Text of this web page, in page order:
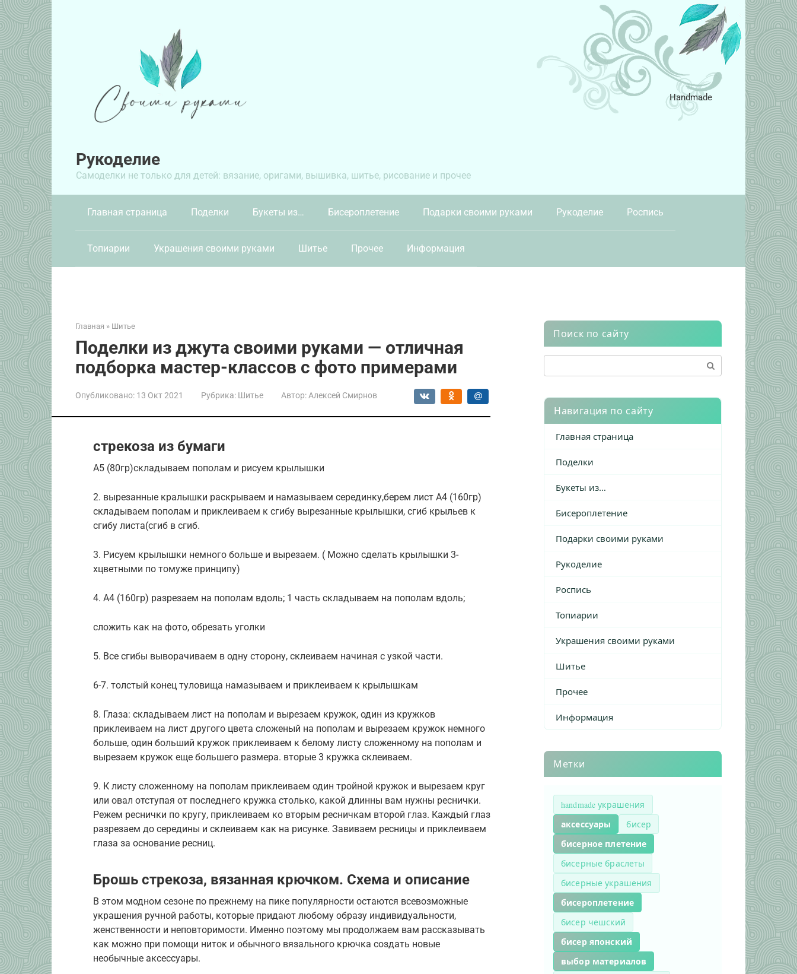
Перейти
к
контенту
Рукоделие
Самоделки не только для детей: вязание, оригами, вышивка, шитье, рисование и прочее
Handmade
Главная страница Поделки Букеты из… Бисероплетение Подарки своими руками Рукоделие Роспись
Топиарии Украшения своими руками Шитье Прочее Информация
Главная » Шитье
Поделки из джута своими руками — отличная
подборка мастер-классов с фото примерами
Опубликовано: 13 Окт 2021 Рубрика: Шитье Автор: Алексей Смирнов
стрекоза из бумаги
А5 (80гр)складываем пополам и рисуем крылышки
2. вырезанные кралышки раскрываем и намазываем серединку,берем лист А4 (160гр)
складываем пополам и приклеиваем к сгибу вырезанные крылышки, сгиб крыльев к
сгибу листа(сгиб в сгиб.
3. Рисуем крылышки немного больше и вырезаем. ( Можно сделать крылышки 3-
хцветными по томуже принципу)
4. А4 (160гр) разрезаем на пополам вдоль; 1 часть складываем на пополам вдоль;
сложить как на фото, обрезать уголки
5. Все сгибы выворачиваем в одну сторону, склеиваем начиная с узкой части.
6-7. толстый конец туловища намазываем и приклеиваем к крылышкам
8. Глаза: складываем лист на пополам и вырезаем кружок, один из кружков
приклеиваем на лист другого цвета сложеный на пополам и вырезаем кружок немного
больше, один больший кружок приклеиваем к белому листу сложенному на пополам и
вырезаем кружок еще большего размера. вторые 3 кружка склеиваем.
9. К листу сложенному на пополам приклеиваем один тройной кружок и вырезаем круг
или овал отступая от последнего кружка столько, какой длинны вам нужны реснички.
Режем реснички по кругу, приклеиваем ко вторым ресничкам второй глаз. Каждый глаз
разрезаем до середины и склеиваем как на рисунке. Завиваем ресницы и приклеиваем
глаза за основание ресниц.
Брошь стрекоза, вязанная крючком. Схема и описание
В этом модном сезоне по прежнему на пике популярности остаются всевозможные
украшения ручной работы, которые придают любому образу индивидуальности,
женственности и неповторимости. Именно поэтому мы продолжаем вам рассказывать
как можно при помощи ниток и обычного вязального крючка создать новые
необычные аксессуары.
Поиск по сайту
Навигация по сайту
Главная страница
Поделки
Букеты из…
Бисероплетение
Подарки своими руками
Рукоделие
Роспись
Топиарии
Украшения своими руками
Шитье
Прочее
Информация
Метки
handmade украшения
аксессуары бисер
бисерное плетение
бисерные браслеты
бисерные украшения
бисероплетение
бисер чешский
бисер японский
выбор материалов